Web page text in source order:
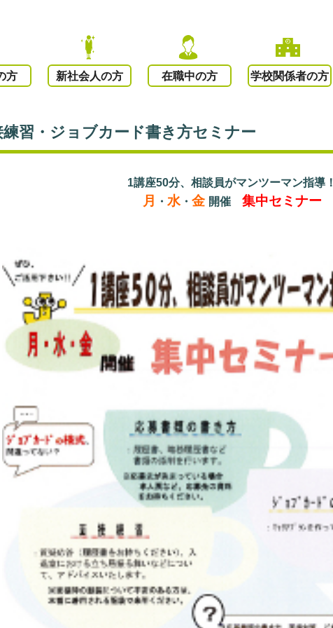
方 新社会人の方 在職中の方 学校関係者の方
習・ジョブカード書き方セミナー
1講座50分、相談員がマンツーマン指導！
月 ・ 水・ 金 開催 集中セミナー